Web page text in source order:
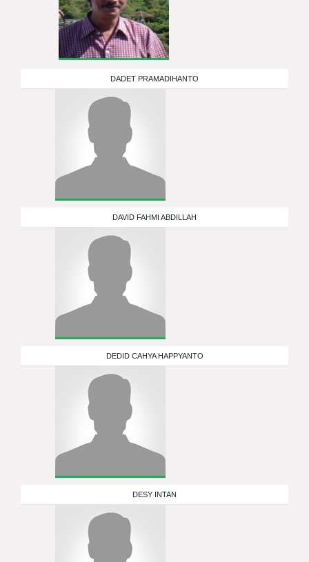
DADET PRAMADIHANTO
DAVID FAHMI ABDILLAH
DEDID CAHYA HAPPYANTO
DESY INTAN